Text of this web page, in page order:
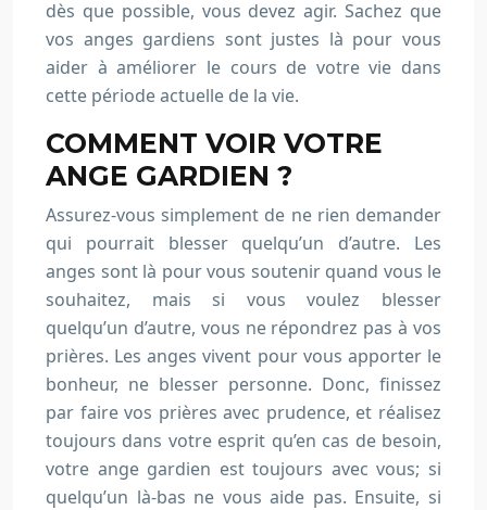
dès que possible, vous devez agir. Sachez que
vos anges gardiens sont justes là pour vous
aider à améliorer le cours de votre vie dans
cette période actuelle de la vie.
COMMENT VOIR VOTRE
ANGE GARDIEN ?
Assurez-vous simplement de ne rien demander
qui pourrait blesser quelqu’un d’autre. Les
anges sont là pour vous soutenir quand vous le
souhaitez, mais si vous voulez blesser
quelqu’un d’autre, vous ne répondrez pas à vos
prières. Les anges vivent pour vous apporter le
bonheur, ne blesser personne. Donc, finissez
par faire vos prières avec prudence, et réalisez
toujours dans votre esprit qu’en cas de besoin,
votre ange gardien est toujours avec vous; si
quelqu’un là-bas ne vous aide pas. Ensuite, si